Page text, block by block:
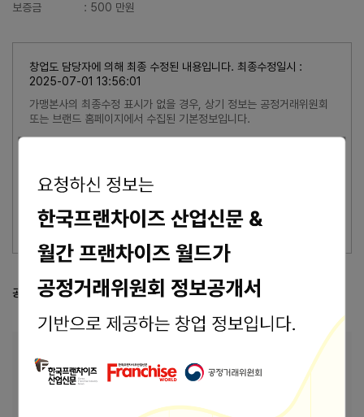
보증금
: 500 만원
창업도 담당자에 의해 최종 수정된 내용입니다. 최종수정일시 :
2025-07-01 13:56:01
가맹본사의 최종수정 표시가 없을 경우, 상기 정보는 공정거래위원회
또는 브랜드 홈페이지에서 수집된 기본정보입니다.
브랜드 관리 바로가기 >
공정거래위원회 등록 정보 공정위 정보공개서 열람
본사 안내
본사상호
(주)원파인트리
03169 서울특별시 종로구 사직로 108-5 내자동